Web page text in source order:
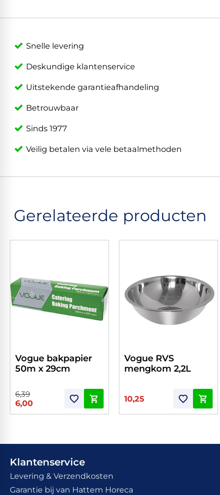
Snelle levering
Deskundige klantenservice
Uitstekende garantieafhandeling
Betrouwbaar
Sinds 1977
Veilig betalen via vele betaalmethoden
Gerelateerde producten
Vogue bakpapier
50m x 29cm
6,39
6,00
Vogue RVS
mengkom 2,2L
10,25
Klantenservice
Levering & Verzendkosten
Garantie bij van Hattem Horeca